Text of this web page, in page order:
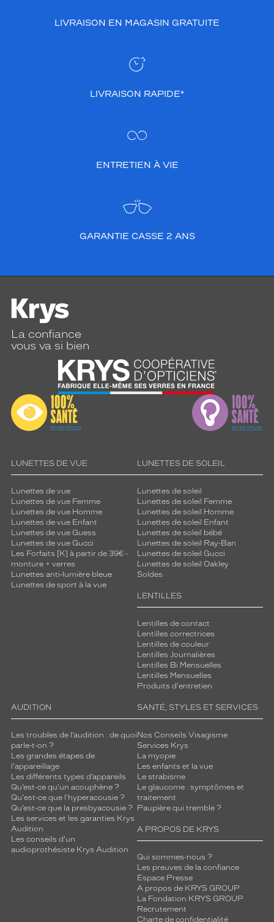
LIVRAISON EN MAGASIN GRATUITE
LIVRAISON RAPIDE*
ENTRETIEN À VIE
GARANTIE CASSE 2 ANS
La confiance
vous va si bien
LUNETTES DE VUE
Lunettes de vue
Lunettes de vue Femme
Lunettes de vue Homme
Lunettes de vue Enfant
Lunettes de vue Guess
Lunettes de vue Gucci
Les Forfaits [K] à partir de 39€ -
monture + verres
Lunettes anti-lumière bleue
Lunettes de sport à la vue
LUNETTES DE SOLEIL
Lunettes de soleil
Lunettes de soleil Femme
Lunettes de soleil Homme
Lunettes de soleil Enfant
Lunettes de soleil bébé
Lunettes de soleil Ray-Ban
Lunettes de soleil Gucci
Lunettes de soleil Oakley
Soldes
LENTILLES
Lentilles de contact
Lentilles correctrices
Lentilles de couleur
Lentilles Journalières
Lentilles Bi Mensuelles
Lentilles Mensuelles
Produits d'entretien
AUDITION
Les troubles de l’audition : de quoi
parle-t-on ?
Les grandes étapes de
l'appareillage
Les différents types d’appareils
Qu’est-ce qu'un acouphène ?
Qu'est-ce que l'hyperacousie ?
Qu’est-ce que la presbyacousie ?
Les services et les garanties Krys
Audition
Les conseils d'un
audioprothésiste Krys Audition
SANTÉ, STYLES ET SERVICES
Nos Conseils Visagisme
Services Krys
La myopie
Les enfants et la vue
Le strabisme
Le glaucome : symptômes et
traitement
Paupière qui tremble ?
A PROPOS DE KRYS
Qui sommes-nous ?
Les preuves de la confiance
Espace Presse
A propos de KRYS GROUP
La Fondation KRYS GROUP
Recrutement
Charte de confidentialité